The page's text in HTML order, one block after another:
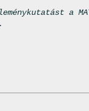
a